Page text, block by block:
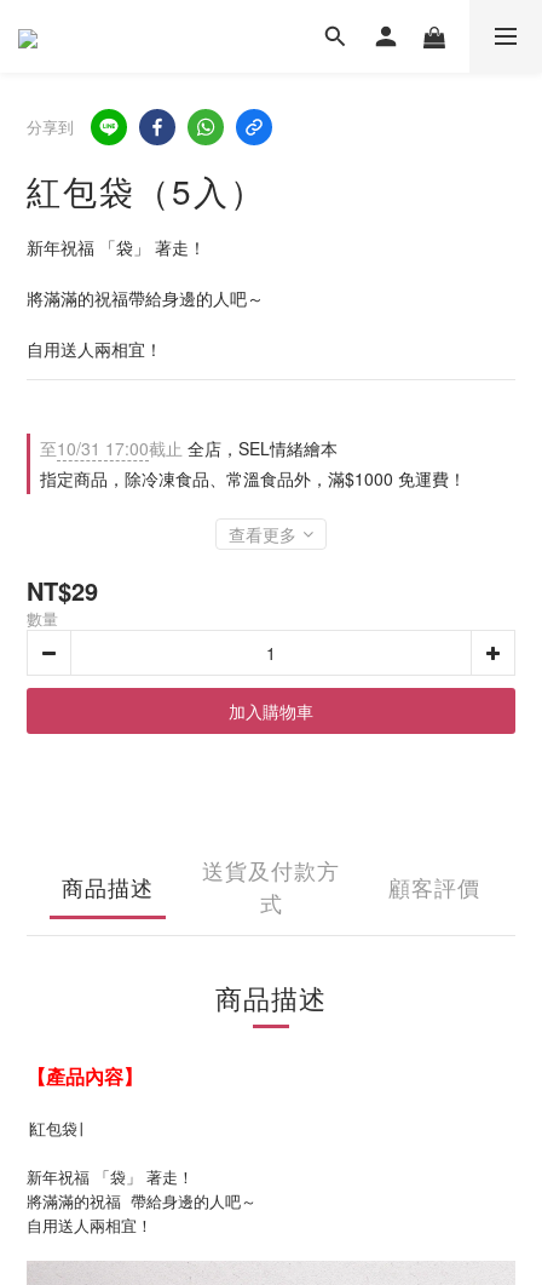
分享到
紅包袋（5入）
新年祝福 「袋」 著走！
將滿滿的祝福帶給身邊的人吧～
自用送人兩相宜！
至10/31 17:00截止 全店，SEL情緒繪本
指定商品，除冷凍食品、常溫食品外，滿$1000 免運費！
查看更多
NT$29
數量
加入購物車
商品描述
送貨及付款方
式
顧客評價
商品描述
【產品內容】
∣紅包袋∣
新年祝福 「袋」 著走！
將滿滿的祝福 帶給身邊的人吧～
自用送人兩相宜！